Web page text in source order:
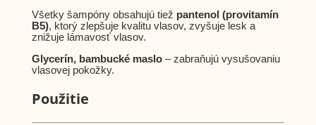
Všetky šampóny obsahujú tiež pantenol (provitamín
B5), ktorý zlepšuje kvalitu vlasov, zvyšuje lesk a
znižuje lámavosť vlasov.
Glycerín, bambucké maslo– zabraňujú vysušovaniu
vlasovej pokožky.
Použitie